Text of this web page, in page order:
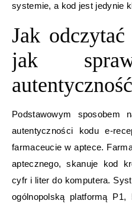
systemie, a kod jest jedynie
Jak
jak
autentyczność
Podstawowym sposobem
autentyczności kodu e-
farmaceucie w aptece.
aptecznego, skanuje kod
cyfr i liter do komputera.
ogólnopolską platformą